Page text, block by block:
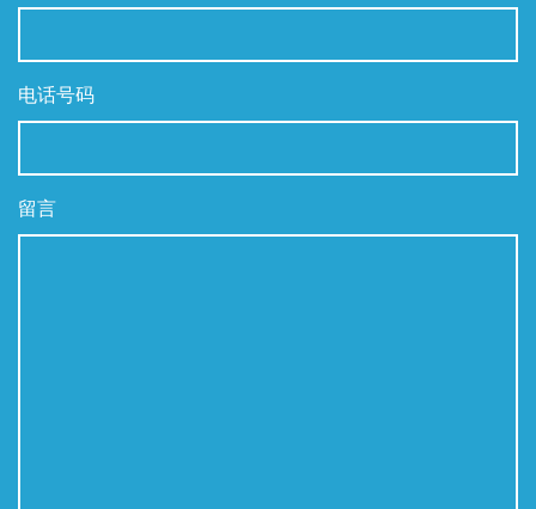
电话号码
留言